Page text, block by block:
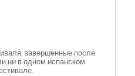
завершенные после
ни в одном испанском